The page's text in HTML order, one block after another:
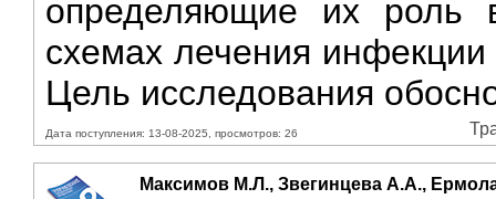
определяющие их роль
схемах лечения инфекции
Цель исследования
Дата поступления: 13-08-2025, просмотров: 26
Максимов М.Л., Звегинцева А.А.,